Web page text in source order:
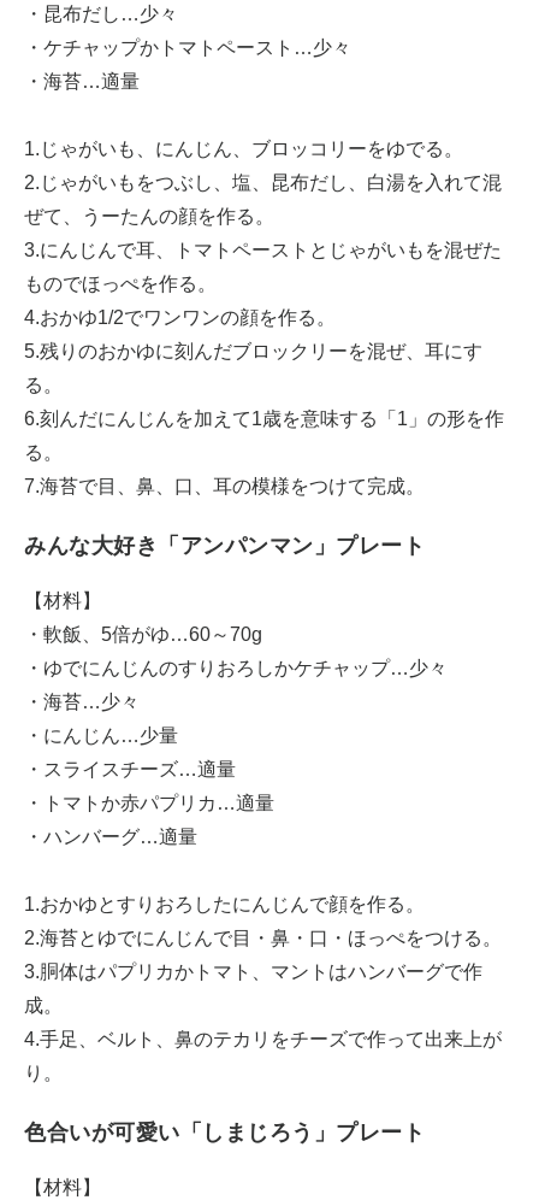
・昆布だし…少々
・ケチャップかトマトペースト…少々
・海苔…適量
1.じゃがいも、にんじん、ブロッコリーをゆでる。
2.じゃがいもをつぶし、塩、昆布だし、白湯を入れて混
ぜて、うーたんの顔を作る。
3.にんじんで耳、トマトペーストとじゃがいもを混ぜた
ものでほっぺを作る。
4.おかゆ1/2でワンワンの顔を作る。
5.残りのおかゆに刻んだブロックリーを混ぜ、耳にす
る。
6.刻んだにんじんを加えて1歳を意味する「1」の形を作
る。
7.海苔で目、鼻、口、耳の模様をつけて完成。
みんな大好き「アンパンマン」プレート
【材料】
・軟飯、5倍がゆ…60～70g
・ゆでにんじんのすりおろしかケチャップ…少々
・海苔…少々
・にんじん…少量
・スライスチーズ…適量
・トマトか赤パプリカ…適量
・ハンバーグ…適量
1.おかゆとすりおろしたにんじんで顔を作る。
2.海苔とゆでにんじんで目・鼻・口・ほっぺをつける。
3.胴体はパプリカかトマト、マントはハンバーグで作
成。
4.手足、ベルト、鼻のテカリをチーズで作って出来上が
り。
色合いが可愛い「しまじろう」プレート
【材料】